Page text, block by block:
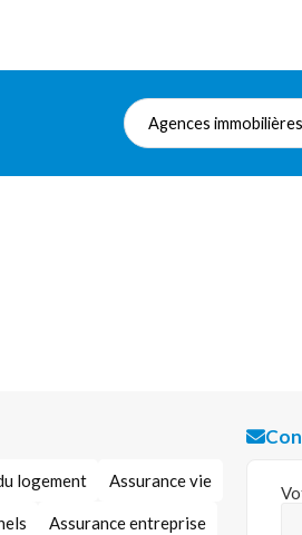
Agences immobilières
logement Assurance vie
Assurance entreprise